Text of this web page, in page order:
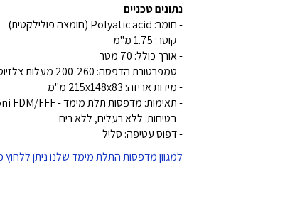
נתונים טכניים
- חומר: Polyatic acid (חומצה פולילקטית)
- קוטר: 1.75 מ"מ
- אורך כולל: 70 מטר
- טמפרטורת הדפסה: 200-260 מעלות צלזיוס
- מידות אריזה: 215x148x83 מ"מ
- תאימות: מדפסות תלת מימד - Kokoni FDM/FFF
- בטיחות: ללא רעלים, ללא ריח
- דפוס עטיפה: סליל
למגוון מדפסות התלת מימד שלנו ניתן ללחוץ